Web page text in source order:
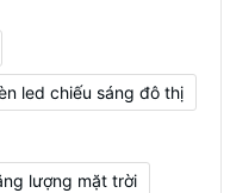
led chiếu sáng đô thị
lượng mặt trời